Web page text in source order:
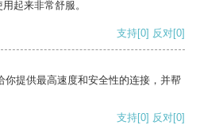
起来非常舒服。
支持[0] 反对[0]
提供最高速度和安全性的连接，并帮
支持[0] 反对[0]